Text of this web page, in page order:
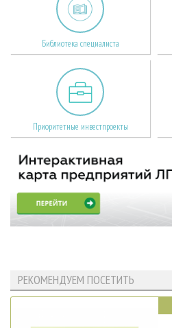
Библиотека специалиста
Приоритетные инвестпроекты
РЕКОМЕНДУЕМ ПОСЕТИТЬ